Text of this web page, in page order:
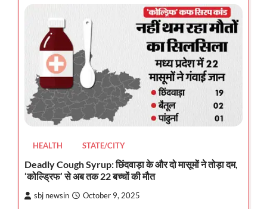
HEALTH STATE/CITY
Deadly Cough Syrup: छिंदवाड़ा के और दो मासूमों ने तोड़ा दम,
‘कोल्ड्रिफ’ से अब तक 22 बच्चों की मौत
sbj newsin October 9, 2025